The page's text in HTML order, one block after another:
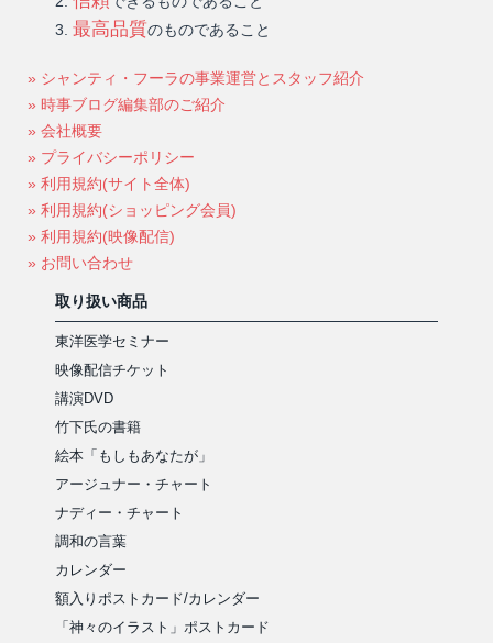
最高品質のものであること
» シャンティ・フーラの事業運営とスタッフ紹介
» 時事ブログ編集部のご紹介
» 会社概要
» プライバシーポリシー
» 利用規約(サイト全体)
» 利用規約(ショッピング会員)
» 利用規約(映像配信)
» お問い合わせ
取り扱い商品
東洋医学セミナー
映像配信チケット
講演DVD
竹下氏の書籍
絵本「もしもあなたが」
アージュナー・チャート
ナディー・チャート
調和の言葉
カレンダー
額入りポストカード/カレンダー
「神々のイラスト」ポストカード